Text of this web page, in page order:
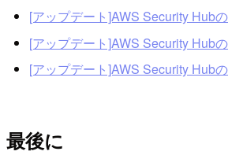
[アップデート]AWS Security Hub
[アップデート]AWS Security Hub
[アップデート]AWS Security Hub
最後に